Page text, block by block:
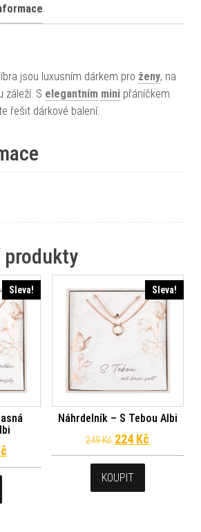
jsou luxusním dárkem pro ženy, na
záleží. S elegantním mini přáníčkem
řešit dárkové balení.
Sleva!
cena byla: 249 Kč.
Aktuální cena je: 224 Kč.
Sleva!
Náhrdelník – S Tebou Albi
249Kč Původní cena
224 Kč
KOUPIT